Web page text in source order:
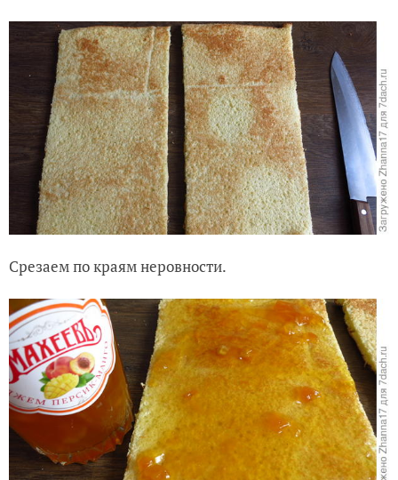
Срезаем по краям неровности.